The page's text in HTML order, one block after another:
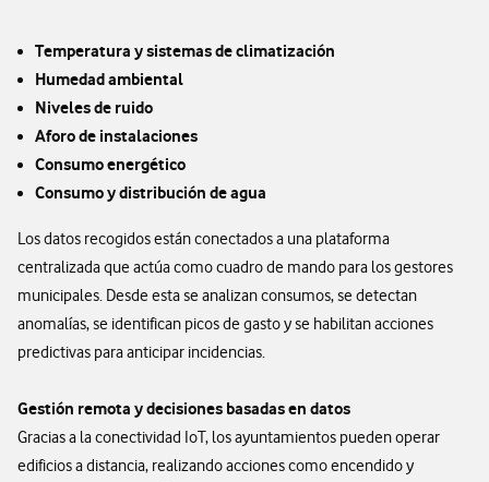
Temperatura y sistemas de climatización
Humedad ambiental
Niveles de ruido
Aforo de instalaciones
Consumo energético
Consumo y distribución de agua
Los datos recogidos están conectados a una plataforma
centralizada que actúa como cuadro de mando para los gestores
municipales. Desde esta se analizan consumos, se detectan
anomalías, se identifican picos de gasto y se habilitan acciones
predictivas para anticipar incidencias.
Gestión remota y decisiones basadas en datos
Gracias a la conectividad IoT, los ayuntamientos pueden operar
edificios a distancia, realizando acciones como encendido y